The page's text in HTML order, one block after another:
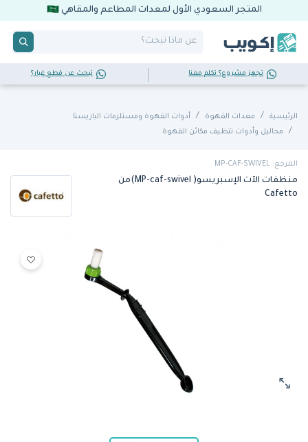
المتجر السعودي الأول لمعدات المطاعم والمقاهي
تجهز مشروع؟ تكلم معنا تبحث عن قطع غيار؟
الرئيسية معدات القهوة
أدوات القهوة ومستلزمات الباريستا
محاليل وأدوات تنظيف مكائن القهوة
المرجع: MP-CAF-SWIVEL
منظفات الآت الإسبريسو( MP-caf-swivel)من
Cafetto